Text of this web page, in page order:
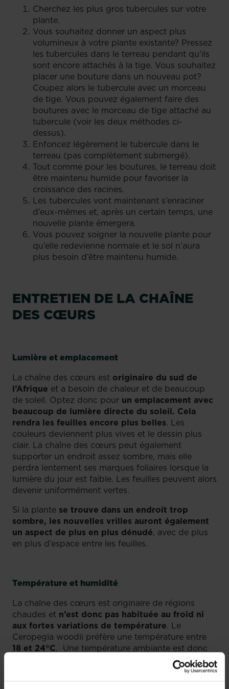
Cherchez les plus gros tubercules sur votre
plante.
Vous souhaitez donner un aspect plus
volumineux à votre plante existante? Pressez
les tubercules dans le terreau pendant qu’ils
sont encore attachés à la tige. Vous souhaitez
placer une bouture dans un nouveau pot?
Coupez alors le tubercule avec un morceau
de tige. Vous pouvez également faire des
boutures avec le morceau de tige attaché au
tubercule (voir les deux méthodes ci-
dessus).
Enfoncez légèrement le tubercule dans le
terreau (pas complètement submergé).
Tout comme pour les boutures, le terreau doit
être maintenu humide pour favoriser la
croissance des racines.
Les tubercules vont maintenant s’enraciner
d’eux-mêmes et, après un certain temps, une
nouvelle plante émergera.
Vous pouvez soigner la nouvelle plante pour
qu’elle redevienne normale et le sol n’aura
plus besoin d’être maintenu humide.
ENTRETIEN DE LA CHAÎNE
DES CŒURS
Lumière et emplacement
La chaîne des cœurs est originaire du sud de
l’Afrique et a besoin de chaleur et de beaucoup
de soleil. Optez donc pour un emplacement avec
beaucoup de lumière directe du soleil. Cela
rendra les feuilles encore plus belles. Les
couleurs deviennent plus vives et le dessin plus
clair. La chaîne des cœurs peut également
supporter un endroit assez sombre, mais elle
perdra lentement ses marques foliaires lorsque la
lumière du jour est faible. Les feuilles peuvent alors
devenir uniformément vertes.
Si la plante se trouve dans un endroit trop
sombre, les nouvelles vrilles auront également
un aspect de plus en plus dénudé, avec de plus
en plus d’espace entre les feuilles.
Température et humidité
La chaîne des cœurs est originaire de régions
chaudes et n’est donc pas habituée au froid ni
aux fortes variations de température. Le
Ceropegia woodii préfère une température entre
18 et 24°C. Une température ambiante est donc
parfaite. En hiver, vous pouvez placer la plante
pas moins de 10 °C).
Gardez votre chaîne des cœurs à l’abri des